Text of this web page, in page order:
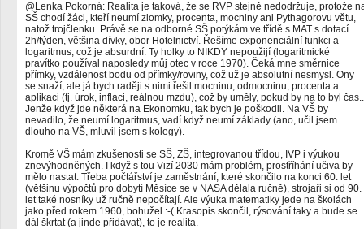
@Lenka Pokorná: Realita je taková, že se RVP stejně nedodržuje, protože
SŠ chodí žáci, kteří neumí zlomky, procenta, mocniny ani Pythagorovu větu,
natož trojčlenku. Právě se na odborné SŠ potýkám ve třídě s MAT s dotací
2h/týden, většina dívky, obor Hotelnictví. Řešíme exponenciální funkci a
logaritmus, což je absurdní. Ty holky to NIKDY nepoužijí (logaritmické
pravítko používal naposledy můj otec v roce 1970). Čeká mne směrnice
přímky, vzdálenost bodu od přímky/roviny, což už je absolutní nesmysl. Ony
se snaží, ale já bych raději s nimi řešil mocninu, odmocninu, procenta a
aplikaci (tj. úrok, inflaci, reálnou mzdu), což by uměly, pokud by na to byl
Jenže když jde některá na Ekonomku, tak bych je poškodil. Na VŠ by
nevadilo, že neumí logaritmus, vadí když neumí základy (ano, učil jsem
dlouho na VŠ, mluvil jsem s kolegy).
Kromě VŠ mám zkušenosti se SŠ, ZŠ, integrovanou třídou, IVP i výukou
znevýhodněných. I když s tou Vizí 2030 mám problém, prostříhání učiva by
mělo nastat. Třeba počtářství je zaměstnání, které skončilo na konci 60. let
(většinu výpočtů pro dobytí Měsíce se v NASA dělala ručně), strojaři si od 90.
let také nosníky už ručně nepočítají. Ale výuka matematiky jede na školách
jako před rokem 1960, bohužel :-( Krasopis skončil, rýsování taky a bude se
dál škrtat (a jinde přidávat), to je realita.